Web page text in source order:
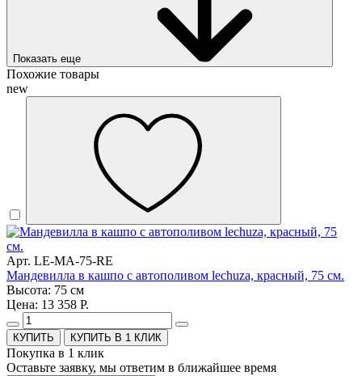
Показать еще
Похожие товары
new
Арт. LE-MA-75-RE
Мандевилла в кашпо с автополивом lechuza, красный, 75 см.
Высота: 75 см
Цена: 13 358 Р.
КУПИТЬ В 1 КЛИК
Покупка в 1 клик
Оставьте заявку, мы ответим в ближайшее время